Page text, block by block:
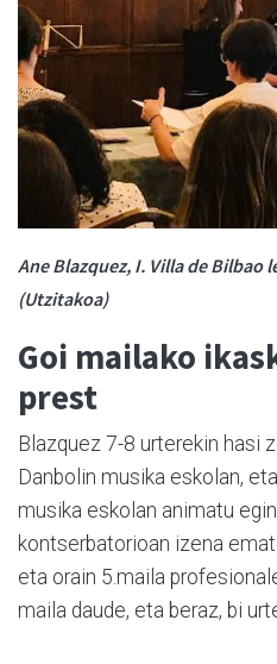
Ane Blazquez, I. Villa de Bilbao
(Utzitakoa)
Goi mailako
prest
Blazquez 7-8 urterekin hasi
Danbolin musika eskolan,
musika eskolan animatu
kontserbatorioan izena
eta orain 5.maila
maila daude, eta beraz, bi